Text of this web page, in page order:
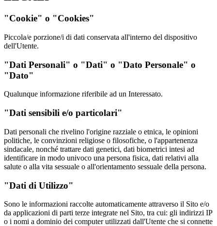
"Cookie" o "Cookies"
Piccola/e porzione/i di dati conservata all'interno del dispositivo
dell'Utente.
"Dati Personali" o "Dati" o "Dato Personale" o
"Dato"
Qualunque informazione riferibile ad un Interessato.
"Dati sensibili e/o particolari"
Dati personali che rivelino l'origine razziale o etnica, le opinioni
politiche, le convinzioni religiose o filosofiche, o l'appartenenza
sindacale, nonché trattare dati genetici, dati biometrici intesi ad
identificare in modo univoco una persona fisica, dati relativi alla
salute o alla vita sessuale o all'orientamento sessuale della persona.
"Dati di Utilizzo"
Sono le informazioni raccolte automaticamente attraverso il Sito e/o
da applicazioni di parti terze integrate nel Sito, tra cui: gli indirizzi IP
o i nomi a dominio dei computer utilizzati dall'Utente che si connette